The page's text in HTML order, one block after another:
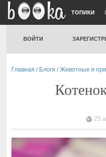
ТОПИКИ
ВОЙТИ
Главная / Блоги /Животные и
25